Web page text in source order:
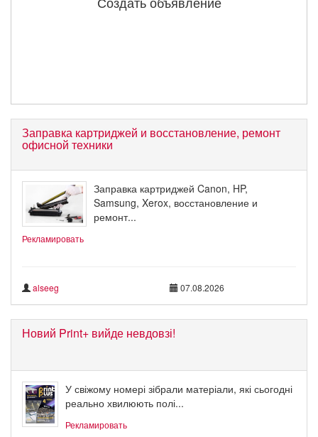
Заправка картриджей и восстановление, ремонт
офисной техники
Заправка картриджей Canon, HP,
Samsung, Xerox, восстановление и
ремонт...
Рекламировать
alseeg 07.08.2026
Новий Print+ вийде невдовзі!
У свіжому номері зібрали матеріали, які сьогодні
реально хвилюють полі...
Рекламировать